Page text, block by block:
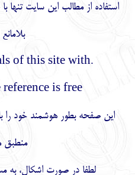
استفاده از مطالب اين سايت تنها
of this site with
is free
این صفحه بطور هوشمند خود را
منطبق
لطفا در صورت اشکال، به